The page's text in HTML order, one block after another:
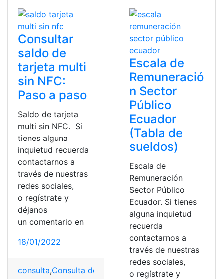
Consultar
saldo de
tarjeta multi
sin NFC:
Paso a paso
Saldo de tarjeta
multi sin NFC. Si
tienes alguna
inquietud recuerda
contactarnos a
través de nuestras
redes sociales,
o regístrate y
déjanos
un comentario en
18/01/2022
consulta,Consulta de Denuncia Consulta de empleos
Escala de
Remuneració
n Sector
Público
Ecuador
(Tabla de
sueldos)
Escala de
Remuneración
Sector Público
Ecuador. Si tienes
alguna inquietud
recuerda
contactarnos a
través de nuestras
redes sociales,
o regístrate y